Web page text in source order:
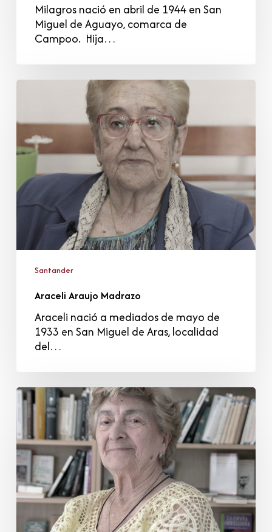
Milagros nació en abril de 1944 en San
Miguel de Aguayo, comarca de
Campoo. Hija…
Araceli
Santander
Araceli Araujo Madrazo
Araceli nació a mediados de mayo de
1933 en San Miguel de Aras, localidad
del…
María
Concepción
Colorado
del
Val